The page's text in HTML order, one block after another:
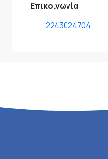
Επικοινωνία
2243024704